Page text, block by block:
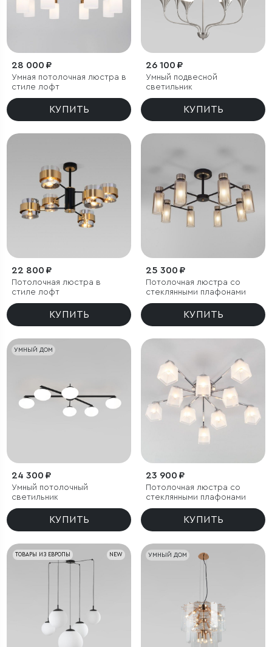
28 000 ₽
Умная потолочная люстра в
стиле лофт
КУПИТЬ
26 100 ₽
Умный подвесной
светильник
КУПИТЬ
22 800 ₽
Потолочная люстра в
стиле лофт
КУПИТЬ
25 300 ₽
Потолочная люстра со
стеклянными плафонами
КУПИТЬ
УМНЫЙ ДОМ
24 300 ₽
Умный потолочный
светильник
КУПИТЬ
23 900 ₽
Потолочная люстра со
стеклянными плафонами
КУПИТЬ
NEW
ТОВАРЫ ИЗ ЕВРОПЫ УМНЫЙ ДОМ